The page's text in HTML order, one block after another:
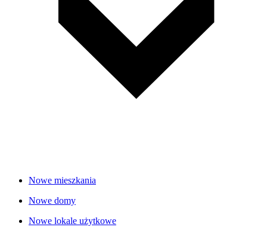
Nowe mieszkania
Nowe domy
Nowe lokale użytkowe